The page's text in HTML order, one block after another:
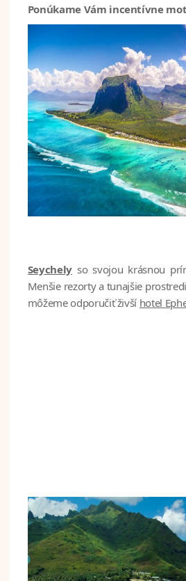
Ponúkame Vám incentívne
Seychelyso svojou krásnou
Menšie rezorty a tunajšie
môžeme odporučiť živší hotel